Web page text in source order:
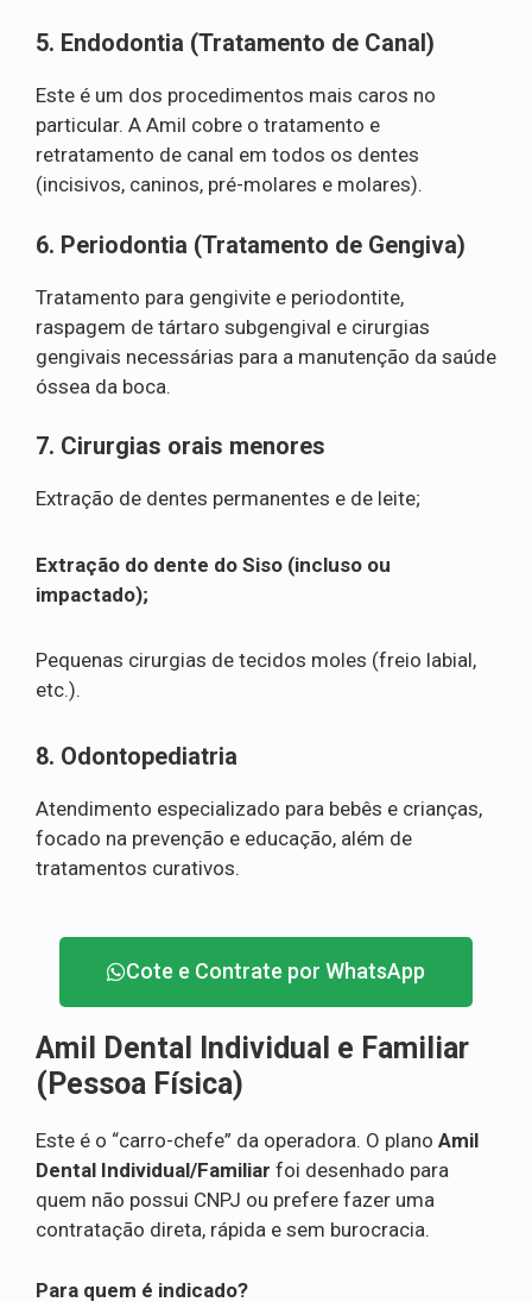
5. Endodontia (Tratamento de Canal)
Este é um dos procedimentos mais caros no
particular. A Amil cobre o tratamento e
retratamento de canal em todos os dentes
(incisivos, caninos, pré-molares e molares).
6. Periodontia (Tratamento de Gengiva)
Tratamento para gengivite e periodontite,
raspagem de tártaro subgengival e cirurgias
gengivais necessárias para a manutenção da saúde
óssea da boca.
7. Cirurgias orais menores
Extração de dentes permanentes e de leite;
Extração do dente do Siso (incluso ou
impactado);
Pequenas cirurgias de tecidos moles (freio labial,
etc.).
8. Odontopediatria
Atendimento especializado para bebês e crianças,
focado na prevenção e educação, além de
tratamentos curativos.
Cote e Contrate por WhatsApp
Amil Dental Individual e Familiar
(Pessoa Física)
Este é o “carro-chefe” da operadora. O plano Amil
Dental Individual/Familiar foi desenhado para
quem não possui CNPJ ou prefere fazer uma
contratação direta, rápida e sem burocracia.
Para quem é indicado?